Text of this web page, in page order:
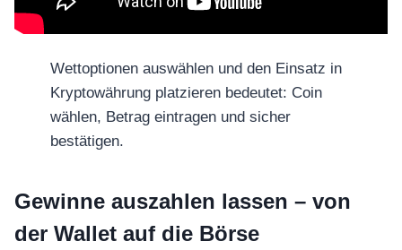
Wettoptionen auswählen und den Einsatz in
Kryptowährung platzieren bedeutet: Coin
wählen, Betrag eintragen und sicher
bestätigen.
Gewinne auszahlen lassen – von
der Wallet auf die Börse